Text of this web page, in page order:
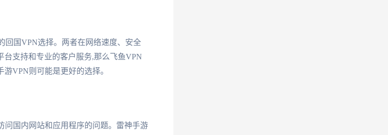
回国VPN选择。两者在网络速度、安全
支持和专业的客户服务,那么飞鱼VPN
VPN则可能是更好的选择。
问国内网站和应用程序的问题。雷神手游